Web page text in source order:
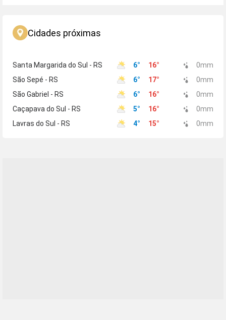
Cidades próximas
Santa Margarida do Sul - RS 6° 16° 0mm
São Sepé - RS
6° 17° 0mm
São Gabriel - RS
6° 16° 0mm
Caçapava do Sul - RS
5° 16° 0mm
Lavras do Sul - RS
4° 15° 0mm